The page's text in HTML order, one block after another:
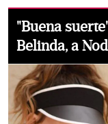
"Buena
Belinda, a